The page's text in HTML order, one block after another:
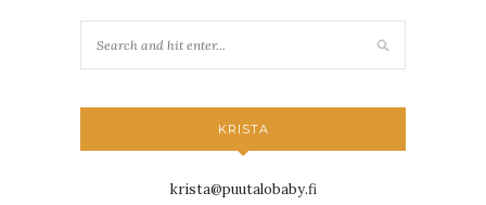
KRISTA
krista@puutalobaby.fi